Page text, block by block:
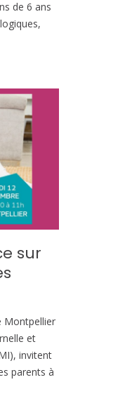
de 6 ans
sur
Montpellier
et
invitent
parents à